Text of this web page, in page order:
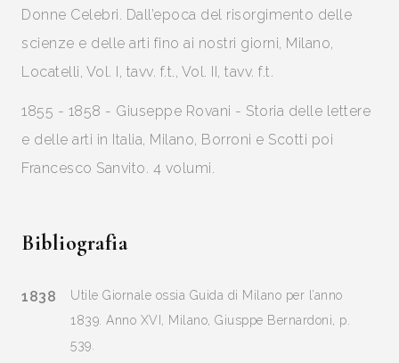
Donne Celebri. Dall’epoca del risorgimento delle
scienze e delle arti fino ai nostri giorni, Milano,
Locatelli, Vol. I, tavv. f.t., Vol. II, tavv. f.t.
1855 - 1858 - Giuseppe Rovani - Storia delle lettere
e delle arti in Italia, Milano, Borroni e Scotti poi
Francesco Sanvito. 4 volumi.
Bibliografia
1838
Utile Giornale ossia Guida di Milano per l’anno
1839. Anno XVI, Milano, Giusppe Bernardoni, p.
539.